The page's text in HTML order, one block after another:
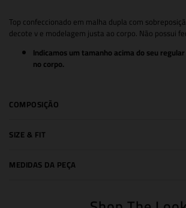
Top confeccionado em malha dupla com
decote v e modelagem justa ao corpo. Não possui
Indicamos um tamanho acima do seu
no corpo.
COMPOSIÇÃO
SIZE & FIT
MEDIDAS DA PEÇA